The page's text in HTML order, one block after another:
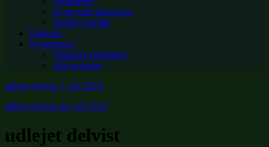
Hytte med klatrevæg
Shelter-område
Gallerier
Nyhedsbrev
Tilmeld nyhedsbrev
Alle nyheder
udlejet delvist 7. juli 2019
udlejet delvist 24. juli 2019
udlejet delvist